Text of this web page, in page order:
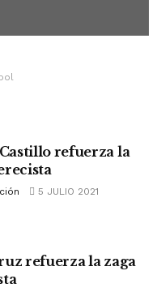
refuerza la
5 JULIO 2021
refuerza la zaga